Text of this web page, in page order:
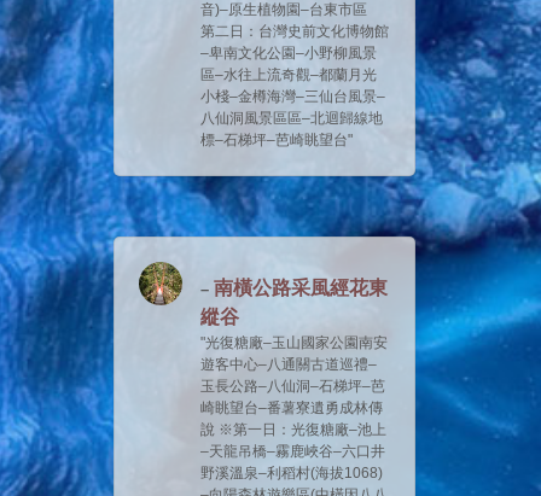
音)–原生植物園–台東市區
第二日：台灣史前文化博物館
–卑南文化公園–小野柳風景
區–水往上流奇觀–都蘭月光
小棧–金樽海灣–三仙台風景–
八仙洞風景區區–北迴歸線地
標–石梯坪–芭崎眺望台
南橫公路采風經花東
縱谷
光復糖廠–玉山國家公園南安
遊客中心–八通關古道巡禮–
玉長公路–八仙洞–石梯坪–芭
崎眺望台–番薯寮遺勇成林傳
說 ※第一日：光復糖廠–池上
–天龍吊橋–霧鹿峽谷–六口井
野溪溫泉–利稻村(海拔1068)